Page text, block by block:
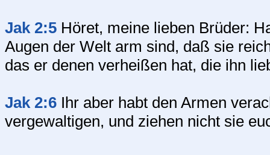
Jak 2:5 Höret, meine lieben Brüder:
Augen der Welt arm sind, daß sie
das er denen verheißen hat, die ihn
Jak 2:6 Ihr aber habt den Armen
vergewaltigen, und ziehen nicht sie